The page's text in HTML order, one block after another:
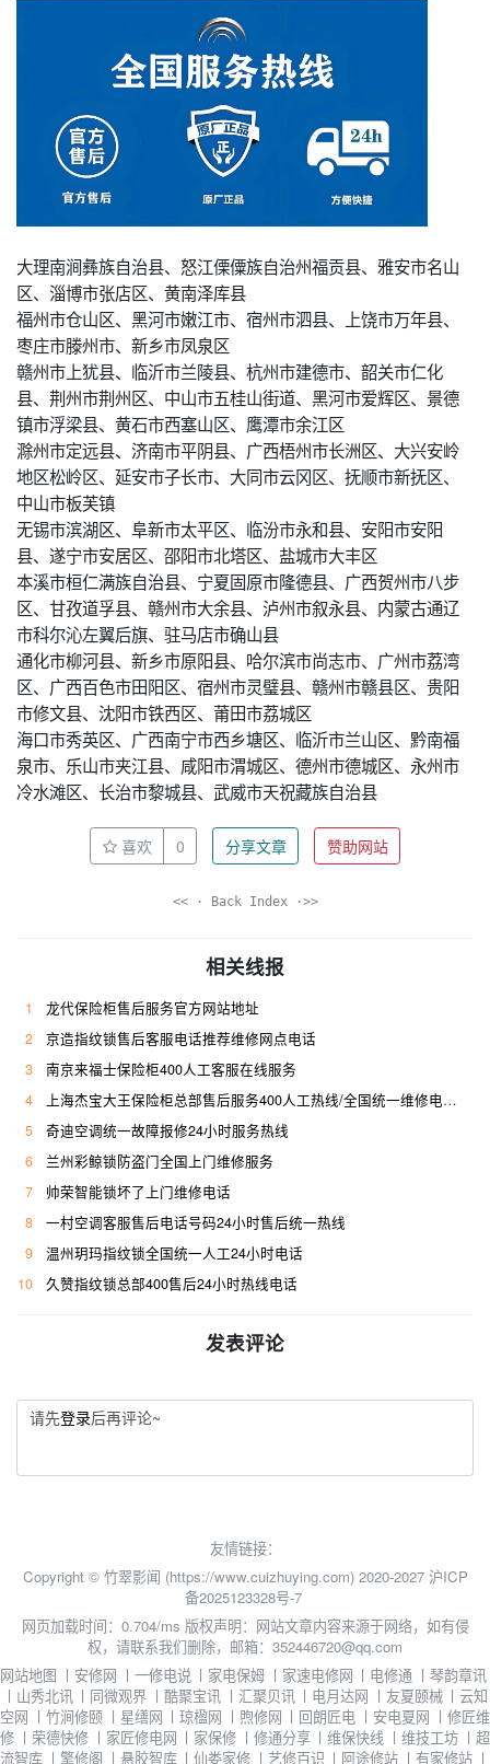
大理南涧彝族自治县、怒江傈僳族自治州福贡县、雅安市名山
区、淄博市张店区、黄南泽库县
福州市仓山区、黑河市嫩江市、宿州市泗县、上饶市万年县、
枣庄市滕州市、新乡市凤泉区
赣州市上犹县、临沂市兰陵县、杭州市建德市、韶关市仁化
县、荆州市荆州区、中山市五桂山街道、黑河市爱辉区、景德
镇市浮梁县、黄石市西塞山区、鹰潭市余江区
滁州市定远县、济南市平阴县、广西梧州市长洲区、大兴安岭
地区松岭区、延安市子长市、大同市云冈区、抚顺市新抚区、
中山市板芙镇
无锡市滨湖区、阜新市太平区、临汾市永和县、安阳市安阳
县、遂宁市安居区、邵阳市北塔区、盐城市大丰区
本溪市桓仁满族自治县、宁夏固原市隆德县、广西贺州市八步
区、甘孜道孚县、赣州市大余县、泸州市叙永县、内蒙古通辽
市科尔沁左翼后旗、驻马店市确山县
通化市柳河县、新乡市原阳县、哈尔滨市尚志市、广州市荔湾
区、广西百色市田阳区、宿州市灵璧县、赣州市赣县区、贵阳
市修文县、沈阳市铁西区、莆田市荔城区
海口市秀英区、广西南宁市西乡塘区、临沂市兰山区、黔南福
泉市、乐山市夹江县、咸阳市渭城区、德州市德城区、永州市
冷水滩区、长治市黎城县、武威市天祝藏族自治县
喜欢 0 分享文章 赞助网站
<< · Back Index ·>>
相关线报
1
龙代保险柜售后服务官方网站地址
2
京造指纹锁售后客服电话推荐维修网点电话
3
南京来福士保险柜400人工客服在线服务
4
上海杰宝大王保险柜总部售后服务400人工热线/全国统一维修电话是多少
5
奇迪空调统一故障报修24小时服务热线
6
兰州彩鲸锁防盗门全国上门维修服务
7
帅荣智能锁坏了上门维修电话
8
一村空调客服售后电话号码24小时售后统一热线
9
温州玥玛指纹锁全国统一人工24小时电话
10
久赞指纹锁总部400售后24小时热线电话
发表评论
请先登录后再评论~
友情链接：
Copyright © 竹翠影闻 (https://www.cuizhuying.com) 2020-2027 沪ICP
备2025123328号-7
网页加载时间：0.704/ms 版权声明：网站文章内容来源于网络，如有侵
权，请联系我们删除，邮箱：352446720@qq.com
网站地图 丨 安修网 丨 一修电说 丨 家电保姆 丨 家速电修网 丨 电修通 丨琴韵章讯
丨 山秀北讯 丨 同微观界 丨 酷聚宝讯 丨 汇聚贝讯 丨 电月达网 丨 友夏颐械 丨云知
空网 丨 竹涧修颐 丨 星缮网 丨琼楹网 丨 煦修网 丨 回朗匠电 丨 安电夏网 丨 修匠维
修 丨 荣德快修 丨 家匠修电网 丨 家保修 丨 修通分享 丨维保快线 丨维技工坊 丨 超
流智库 丨 擎修阁 丨 悬胶智库 丨仙娄家修 丨 艺修百识 丨 阿途修站 丨 有家修站 丨